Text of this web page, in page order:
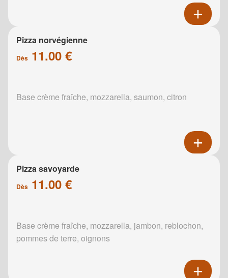
Pizza norvégienne
Dès 11.00 €
Base crème fraîche, mozzarella, saumon, citron
Pizza savoyarde
Dès 11.00 €
Base crème fraîche, mozzarella, jambon, reblochon,
pommes de terre, oignons